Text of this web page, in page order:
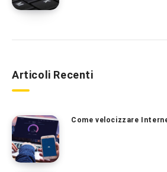
Articoli Recenti
Come velocizzare